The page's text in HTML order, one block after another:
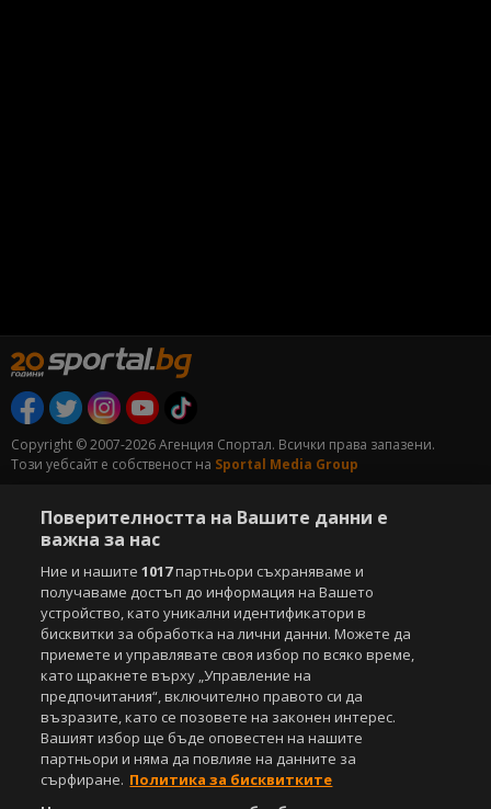
Copyright © 2007-2026 Агенция Спортал. Всички права запазени.
Този уебсайт е собственост на Sportal Media Group
Етични правила на НСС
Съдържанието на този уеб сайт и технологиите, използвани в него, са
под закрила на Закона за авторското право и сродните му права.
Всички статии, репортажи, интервюта и други текстови, графични и
видео материали, публикувани в сайта, са собственост на Агенция
Спортал, освен ако изрично е посочено друго. Допуска се
публикуване на текстови материали само след писмено съгласие на
Агенция Спортал, посочване на източника и добавяне на линк към
www.sportal.bg. Използването на графични и видео материали,
публикувани в сайта, е строго забранено. Нарушителите ще бъдат
санкционирани с цялата строгост на закона.
Поверителността на Вашите данни е
важна за нас
Ние и нашите1017партньори съхраняваме и
получаваме достъп до информация на Вашето
устройство, като уникални идентификатори в
бисквитки за обработка на лични данни. Можете да
приемете и управлявате своя избор по всяко време,
като щракнете върху „Управление на
предпочитания“, включително правото си да
възразите, като се позовете на законен интерес.
Вашият избор ще бъде оповестен на нашите
партньори и няма да повлияе на данните за
сърфиране. Политика за бисквитките